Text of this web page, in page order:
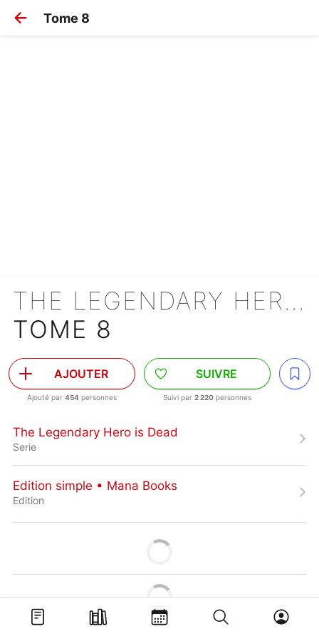
Tome 8
THE LEGENDARY HERO IS DEAD
TOME 8
AJOUTER
Ajouté par 454 personnes
SUIVRE
Suivi par 2 220 personnes
The Legendary Hero is Dead
Serie
Edition simple • Mana Books
Edition